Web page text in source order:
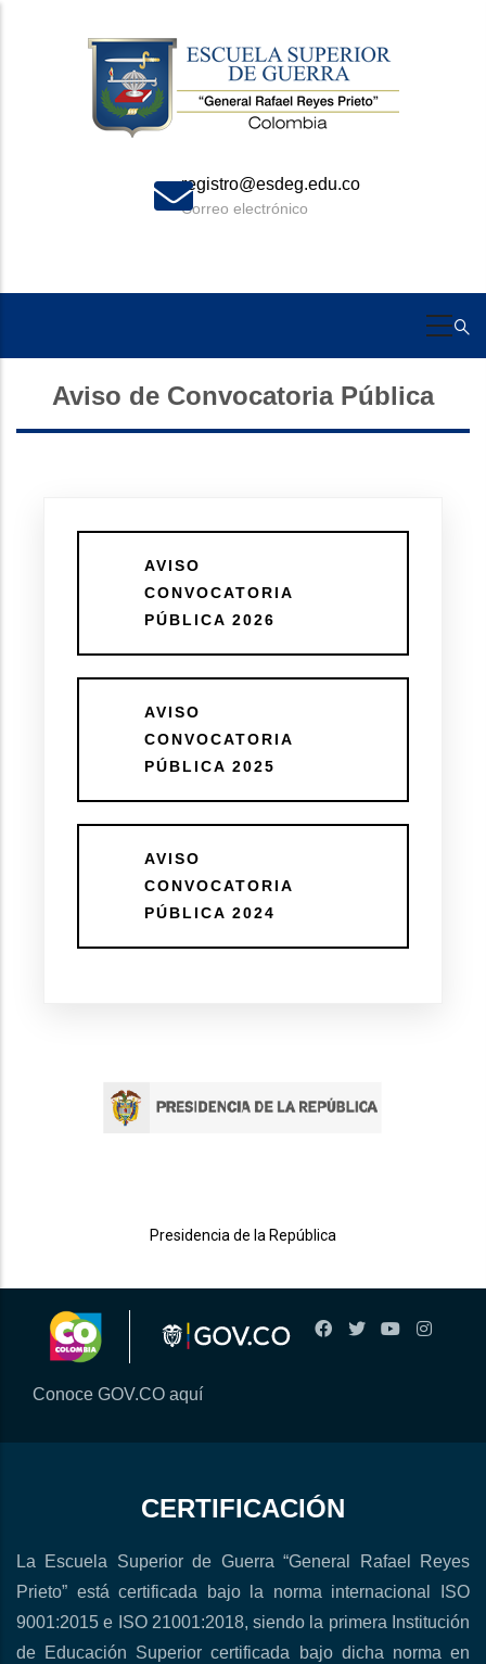
registro@esdeg.edu.co
Correo electrónico
Aviso de Convocatoria Pública
AVISO
CONVOCATORIA
PÚBLICA 2026
AVISO
CONVOCATORIA
PÚBLICA 2025
AVISO
CONVOCATORIA
PÚBLICA 2024
Presidencia de la República
Conoce GOV.CO aquí
CERTIFICACIÓN
La Escuela Superior de Guerra “General Rafael Reyes
Prieto” está certificada bajo la norma internacional ISO
9001:2015 e ISO 21001:2018, siendo la primera Institución
de Educación Superior certificada bajo dicha norma en